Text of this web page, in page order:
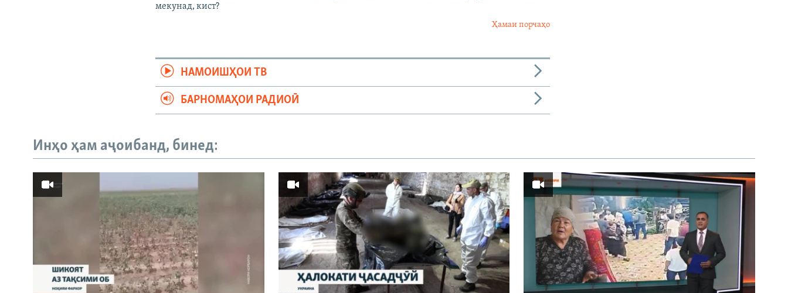
мекунад, кист?
Ҳамаи порчаҳо
НАМОИШҲОИ ТВ
БАРНОМАҲОИ РАДИОӢ
Инҳо ҳам аҷоибанд, бинед: